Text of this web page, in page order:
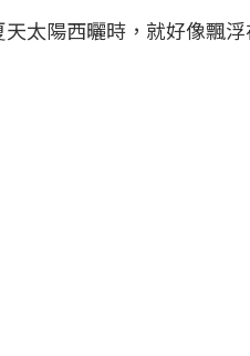
太陽西曬時，就好像飄